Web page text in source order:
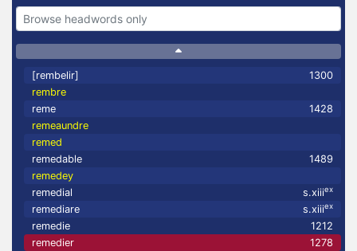
[rembelir]
1300
rembre
reme
1428
remeaundre
remed
remedable
1489
remedey
remedial
s.xiiiex
remediare s.xiiiex
remedie
1212
remedier
1278